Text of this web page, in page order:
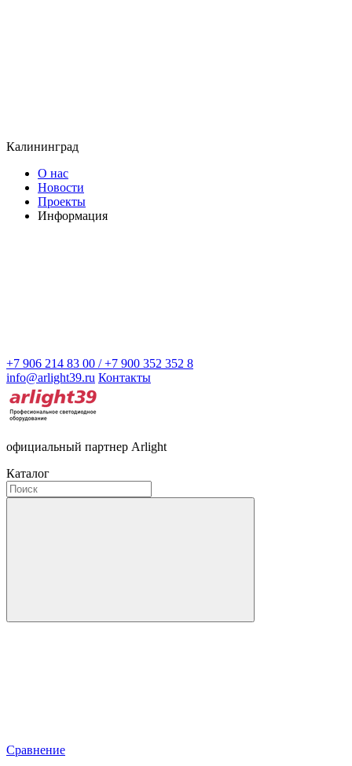
Калининград
О нас
Новости
Проекты
Информация
+7 906 214 83 00 / +7 900 352 352 8
info@arlight39.ru Контакты
официальный партнер Arlight
Каталог
Сравнение